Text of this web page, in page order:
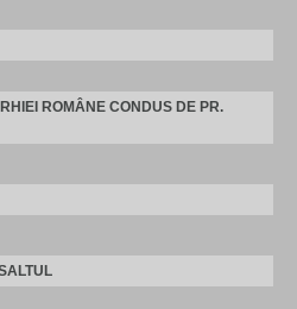
ROMÂNE CONDUS DE PR.